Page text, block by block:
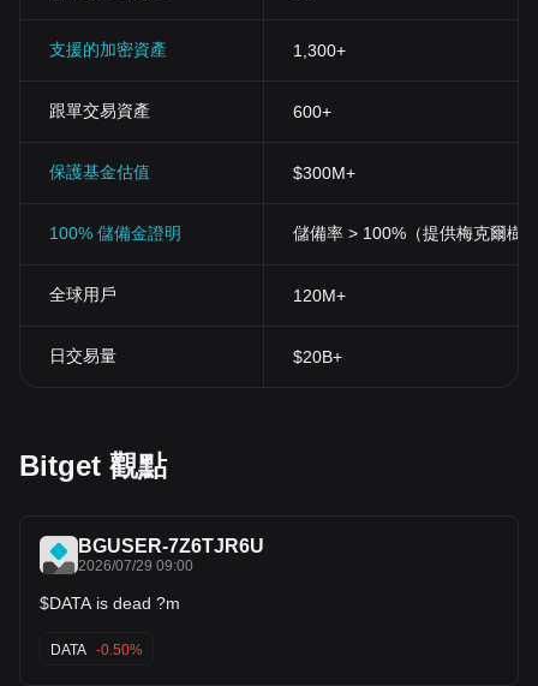
支援的加密資產 1,300+
跟單交易資產 600+
保護基金估值 $300M+
100% 儲備金證明 儲備率 > 100%（提供梅克爾樹
全球用戶 120M+
日交易量 $20B+
Bitget 觀點
BGUSER-7Z6TJR6U
2026/07/29 09:00
$DATA is dead ?m
DATA -0.50%